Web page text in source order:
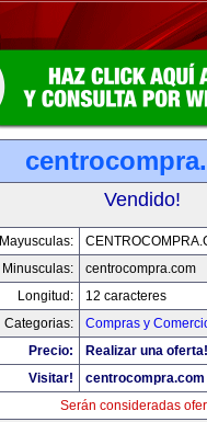
Vendido!
Mayusculas:
Minusculas:
centrocompra.com
Longitud:
12 caracteres
Categorias:
Compras y
Precio:
Realizar una oferta!
Visitar!
centrocompra.com
Serán consideradas